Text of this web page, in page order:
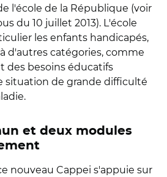
l'école de la République (voir
du 10 juillet 2013). L'école
les enfants handicapés,
d'autres catégories, comme
des besoins éducatifs
situation de grande difficulté
et deux modules
nouveau Cappei s'appuie sur